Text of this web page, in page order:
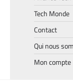
En
World
de
Tech Monde
Contact
Qui nous
Mon compte